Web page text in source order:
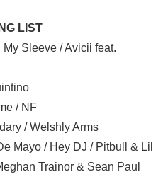
LIST
Sleeve / Avicii feat.
/ NF
/ Welshly Arms
Mayo / Hey DJ / Pitbull & Lil
Trainor & Sean Paul